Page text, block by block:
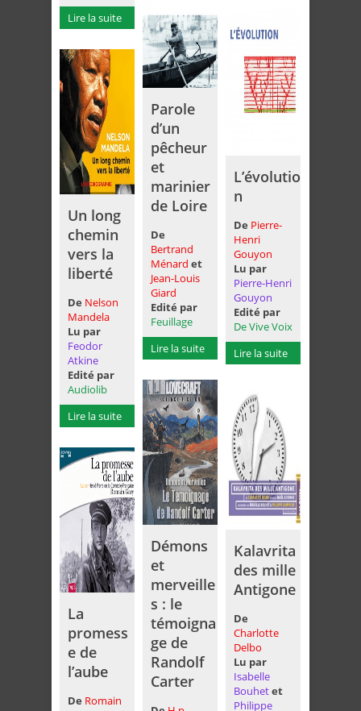
Lire la suite
Parole
d’un
pêcheur
et
marinier
de Loire
De
Bertrand
Ménard et
Jean-Louis
Giard
Edité par
Feuillage
Lire la suite
L’évolutio
n
De Pierre-
Henri
Gouyon
Lu par
Pierre-Henri
Gouyon
Edité par
De Vive Voix
Lire la suite
Un long
chemin
vers la
liberté
De Nelson
Mandela
Lu par
Feodor
Atkine
Edité par
Audiolib
Lire la suite
Démons
et
merveille
s : le
témoigna
ge de
Randolf
Carter
Kalavrita
des mille
Antigone
De
Charlotte
Delbo
Lu par
Isabelle
Bouhetet
Philippe
La
promess
e de
l’aube
De Romain